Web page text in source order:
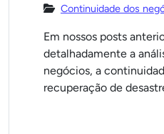
Continuidade dos
Em nossos posts
detalhadamente a
negócios, a
recuperação de